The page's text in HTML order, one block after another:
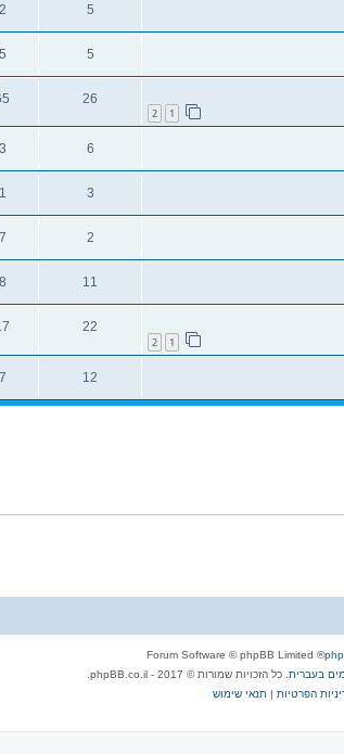
5
5
1
2
26
6
3
2
11
1
2
22
12
® Forum Software © phpBB Limited
. כל הזכויות שמורות © 2017 - phpBB.co.il.
הפרטיות | תנאי שימוש